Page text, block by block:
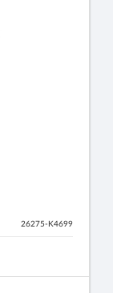
26275-K4699